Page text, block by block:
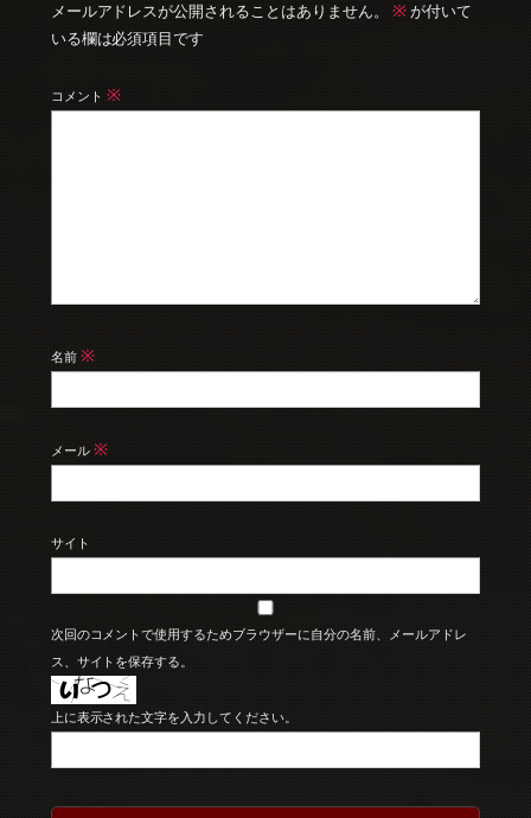
メールアドレスが公開されることはありません。 ※ が付いて
いる欄は必須項目です
コメント ※
名前 ※
メール ※
サイト
次回のコメントで使用するためブラウザーに自分の名前、メールアドレ
ス、サイトを保存する。
上に表示された文字を入力してください。